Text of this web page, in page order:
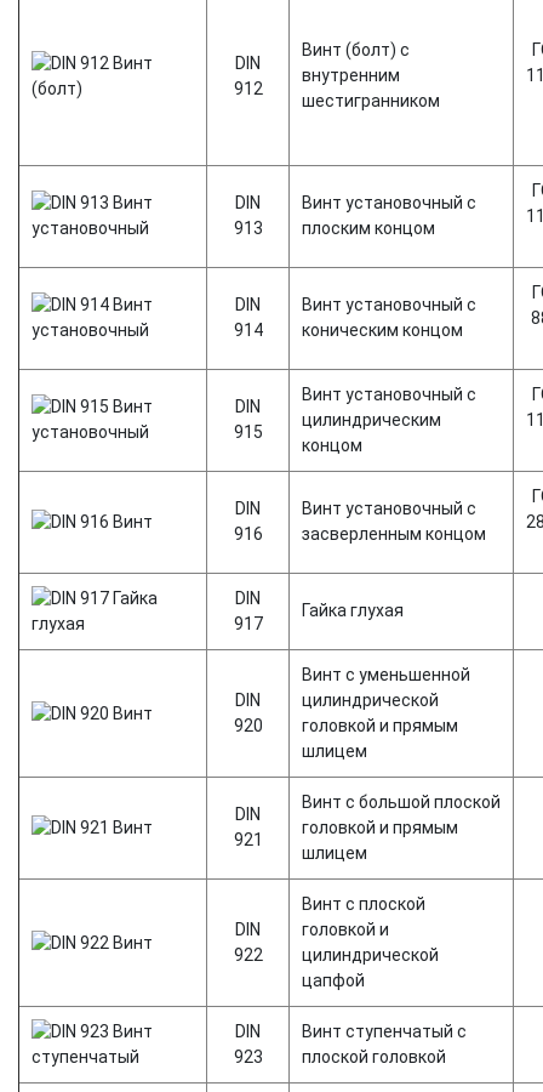
DIN
912
Винт (болт) с
внутренним
шестигранником
DIN
913
Винт установочный с
плоским концом
DIN
914
Винт установочный с
коническим концом
DIN
915
Винт установочный с
цилиндрическим
концом
DIN
916
Винт установочный с
засверленным концом
DIN
917
Гайка глухая
DIN
920
Винт с уменьшенной
цилиндрической
головкой и прямым
шлицем
DIN
921
Винт с большой плоской
головкой и прямым
шлицем
DIN
922
Винт с плоской
головкой и
цилиндрической
цапфой
DIN
923
Винт ступенчатый с
плоской головкой